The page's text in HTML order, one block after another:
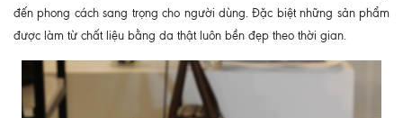
đến phong cách sang trọng cho người dùng. Đặc biệt những sản phẩm
được làm từ chất liệu bằng da thật luôn bền đẹp theo thời gian.